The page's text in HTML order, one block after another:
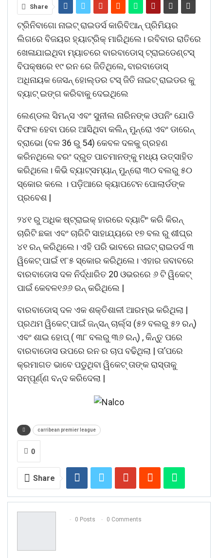
Share
ଟ୍ରିନିବାଗୋ ନାଇଟ୍ ରାଇଡର୍ସ କାରିବିଆନ୍ ପ୍ରିମିୟର
ଲିଗରେ ବିଜୟର ହ୍ୟାଟ୍ରିକ୍ ମାରିଥିଲେ। ରବିବାର ରାତିରେ
ଖେଳାଯାଇଥିବା ମ୍ୟାଚରେ ବାରବାଡୋସ୍ ଟ୍ରାଇଡେଣ୍ଟସ୍
ବିପକ୍ଷରେ ୧୯ ରନ ରେ ଜିତିଥିଲେ, ବାରବାଡୋସ୍
ଅଧିନାୟକ ଜେସନ୍ ହୋଲ୍ଡର ଟସ୍ ଜିତି ନାଇଟ୍ ରାଇଡର କୁ
ବ୍ୟାଟ୍ ଇଙ୍ଗ କରିବାକୁ ଦେଇଥିଲେ
ଲେଣ୍ଡଲ ସିମନ୍ସ ଏବଂ ସୁନୀଲ ନାରିନଙ୍କ ଓପନିଂ ଯୋଡି
ବିଫଳ ହେବା ପରେ ଆସିଥିବା କଲିନ୍ ମୁନ୍ରୋ ଏବଂ ଡାରେନ୍
ବ୍ରାଭୋ (ବଳ 36 ରୁ 54) କେବଳ ଦଳକୁ ଗ୍ରହଣ
କରିନଥିଲେ ବରଂ ଦ୍ରୁତ ପାଚମାନଙ୍କୁ ମଧ୍ୟ ଉତ୍ସାହିତ
କରିଥିଲେ। କିଭି ବ୍ୟାଟ୍ସମ୍ୟାନ୍ ମୁନ୍ରୋ ୩୦ ବଲରୁ ୫୦
ସ୍କୋର କଲେ । ପଡ଼ିଆରେ କ୍ୟାପଟେନ ପୋଲାର୍ଡଙ୍କ
ପ୍ରବେଶ |
୨୪୧ ରୁ ଅଧିକ ଷ୍ଟ୍ରାଇକ୍ ହାରରେ ବ୍ୟାଟିଂ କରି କିରନ୍
ଚାରିଟି ଛକା ଏବଂ ଚାରିଟି ସାହାଯ୍ୟରେ ୧୭ ବଲ ରୁ ଶୀଘ୍ର
୪୧ ରନ୍ କରିଥିଲେ। ଏହି ପରି ଭାବରେ ନାଇଟ୍ ରାଇଡର୍ସ ୩
ୱିକେଟ୍ ପାଇଁ ୧୮୫ ସ୍କୋର କରିଥିଲେ। ଏହାର ଜବାବରେ
ବାରବାଡୋସ ଦଳ ନିର୍ଦ୍ଧାରିତ 20 ଓଭରରେ ୬ ଟି ୱିକେଟ୍
ପାଇଁ କେବଳ୧୬୬ ରନ୍ କରିଥିଲେ |
ବାରବାଡୋସ୍ ଦଳ ଏକ ଶକ୍ତିଶାଳୀ ଆରମ୍ଭ କରିଥିଲା ​​|
ପ୍ରଥମ ୱିକେଟ୍ ପାଇଁ ଜନ୍ସନ୍ ଚାର୍ଲ୍ସ (୫୨ ବଲରୁ ୫୨ ରନ୍)
ଏବଂ ଶାଇ ହୋପ୍ ( ୩୮ ବଲରୁ ୩୬ ରନ୍) , କିନ୍ତୁ ପରେ
ବାରବାଡୋସ ଉପରେ ରନ ର ଚାପ ବଢିଥିଲା | ତା’ପରେ
କ୍ରମାଗତ ଭାବେ ପଡୁଥିବା ୱିକେଟ୍ ତାଙ୍କ ରାସ୍ତାକୁ
ସମ୍ପୂର୍ଣ୍ଣ ବନ୍ଦ କରିଦେଲା |
carribean premier league
0
Share
0 Posts 0 Comments